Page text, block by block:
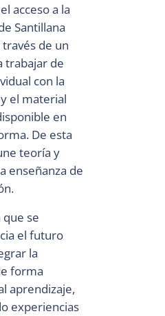
acceso a la
Santillana
de un
trabajar de
con la
el material
en
De esta
teoría y
enseñanza de
que se
el futuro
la
forma
aprendizaje,
experiencias